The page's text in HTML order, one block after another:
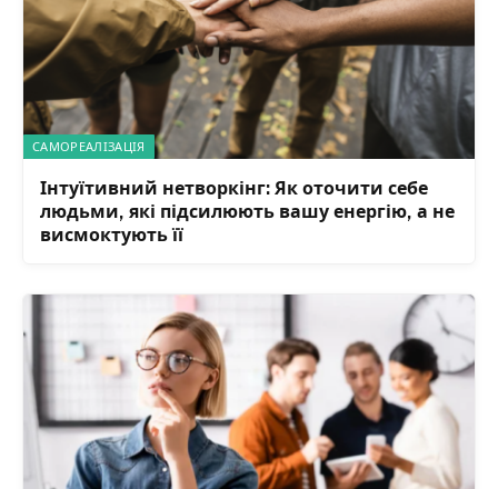
САМОРЕАЛІЗАЦІЯ
Інтуїтивний нетворкінг: Як оточити себе
людьми, які підсилюють вашу енергію, а не
висмоктують її